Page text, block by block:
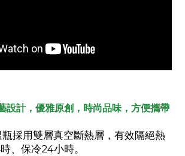
設計，優雅原創，時尚品味，方便攜帶
採用雙層真空斷熱層，有效隔絕熱
、保冷24小時。